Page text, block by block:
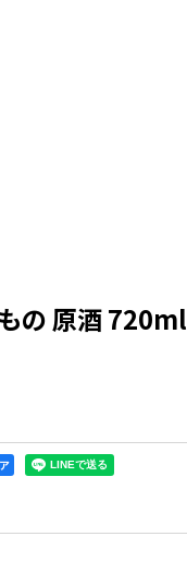
の 原酒 720ml